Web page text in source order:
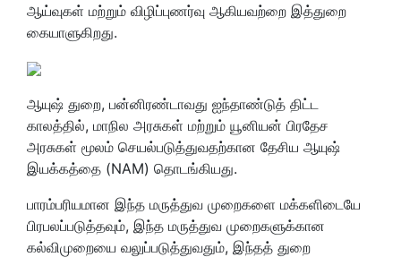
ஆய்வுகள் மற்றும் விழிப்புணர்வு ஆகியவற்றை இத்துறை
கையாளுகிறது.
ஆயுஷ் துறை, பன்னிரண்டாவது ஐந்தாண்டுத் திட்ட
காலத்தில், மாநில அரசுகள் மற்றும் யூனியன் பிரதேச
அரசுகள் மூலம் செயல்படுத்துவதற்கான தேசிய ஆயுஷ்
இயக்கத்தை (NAM) தொடங்கியது.
பாரம்பரியமான இந்த மருத்துவ முறைகளை மக்களிடையே
பிரபலப்படுத்தவும், இந்த மருத்துவ முறைகளுக்கான
கல்விமுறையை வலுப்படுத்துவதும், இந்தத் துறை